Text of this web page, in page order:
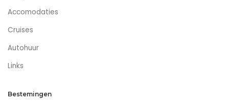
Accomodaties
Cruises
Autohuur
Links
Bestemingen